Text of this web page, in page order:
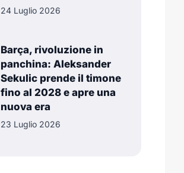
24 Luglio 2026
Barça, rivoluzione in
panchina: Aleksander
Sekulic prende il timone
fino al 2028 e apre una
nuova era
23 Luglio 2026